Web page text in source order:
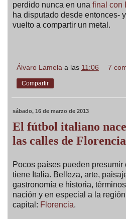
perdido nunca en una final con
ha disputado desde entonces-
vuelto a compartir un metal.
Álvaro Lamela a las 11:06 7
Compartir
sábado, 16 de marzo de 2013
El fútbol italiano
las calles de Florencia
Pocos países pueden
tiene Italia. Belleza, arte,
gastronomía e historia,
nación y en especial a la
capital: Florencia.